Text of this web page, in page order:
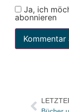
Ja, ich
abonnieren